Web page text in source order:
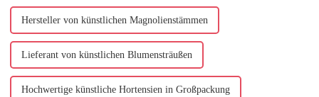
Hersteller von künstlichen Magnolienstämmen
Lieferant von künstlichen Blumensträußen
Hochwertige künstliche Hortensien in Großpackung